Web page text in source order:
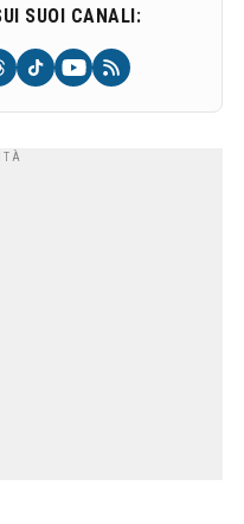
SUOI CANALI: